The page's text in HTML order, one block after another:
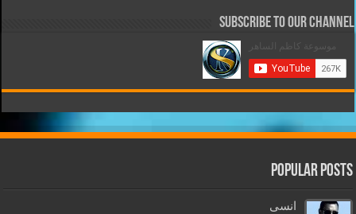
Subscribe to our Channel
Popular Posts
انسى